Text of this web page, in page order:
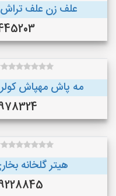
علف زن علف تراش
مه پاش مهپاش
هیتر گلخانه
09199228845